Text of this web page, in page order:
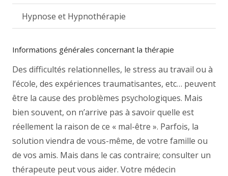
Hypnose et Hypnothérapie
Informations générales concernant la thérapie
Des difficultés relationnelles, le stress au travail ou à
l’école, des expériences traumatisantes, etc… peuvent
être la cause des problèmes psychologiques. Mais
bien souvent, on n’arrive pas à savoir quelle est
réellement la raison de ce « mal-être ». Parfois, la
solution viendra de vous-même, de votre famille ou
de vos amis. Mais dans le cas contraire; consulter un
thérapeute peut vous aider. Votre médecin